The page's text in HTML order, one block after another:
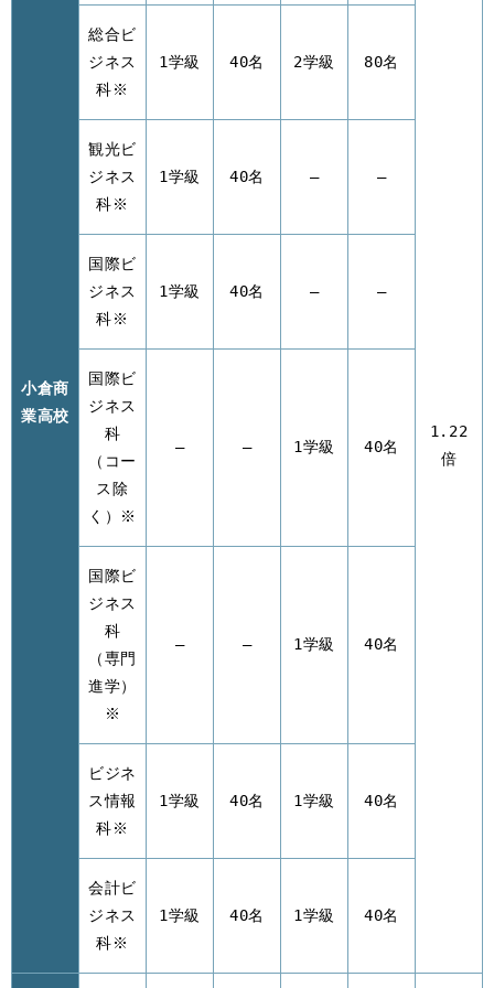
小倉商
業高校
1.22
倍
総合ビ
ジネス
科※
1学級 40名 2学級 80名
観光ビ
ジネス
科※
1学級 40名 – –
国際ビ
ジネス
科※
1学級 40名 – –
国際ビ
ジネス
科
（コー
ス除
く）※
– – 1学級 40名
国際ビ
ジネス
科
（専門
進学）
※
– – 1学級 40名
ビジネ
ス情報
科※
1学級 40名 1学級 40名
会計ビ
ジネス
科※
1学級 40名 1学級 40名